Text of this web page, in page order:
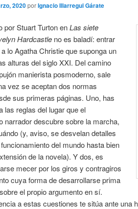
2020porIgnacio Illarregui Gárate
por Stuart Turton enLas siete
Hardcastle no es baladí: entrar
lo Agatha Christie que suponga un
alturas del siglo XXI. Del camino
manierista posmoderno, sale
vez se aceptan dos normas
sus primeras páginas. Uno, has
las reglas del lugar que el
narrador descubre sobre la marcha,
(y, aviso, se desvelan detalles
del mundo hasta bien
de la novela). Y dos, es
mecer por los giros y contragiros
cuya forma de desarrollarse prima
el propio argumento en sí.
a estas cuestiones te sitúa ante una